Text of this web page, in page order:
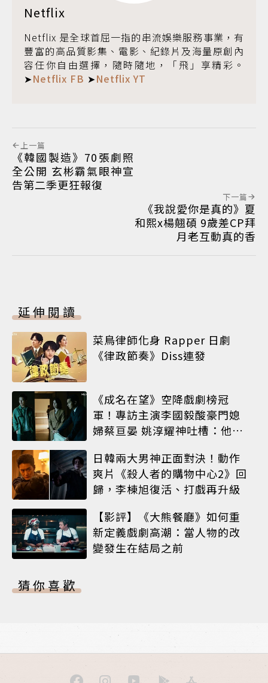
Netflix
Netflix 是全球首屈一指的串流娛樂服務事業，有
豐富的高品質影集、電影、紀錄片及海量原創內
容任你自由選擇，隨時隨地，「飛」享精彩。
➤Netflix FB ➤Netflix YT
上一篇
《韓國製造》70張劇照
全公開 玄彬霸氣眼神宣
告第二季更狂報復
下一篇
《我說愛你是真的》夏
和熙x楊翹碩 9歲差CP拜
月老互動真的香
延伸閱讀
菜鳥律師化身 Rapper 日劇
《律政節奏》Diss連發
《成名在望》空降戲劇榜冠
軍！專訪主演李國毅酸豪門媳
婦蔡亘晏 姚淳耀神吐槽：他永
日韓兩大男神正面對決！動作
爽片《殺人者的購物中心2》回
歸，李棟旭復活、打戲再升級
【影評】《大熊餐廳》如何重
新定義戲劇高潮：當人物的改
變發生在結局之前
猜你喜歡